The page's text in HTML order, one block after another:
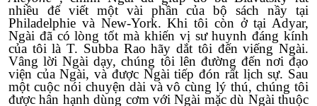
nhiều để viết một vài phần của bộ sách nầy tại
Philadelphie và New-York. Khi tôi còn ở tại Adyar,
Ngài đã có lòng tốt mà khiến vị sư huynh đáng kính
của tôi là T. Subba Rao hãy dắt tôi đến viếng Ngài.
Vâng lời Ngài dạy, chúng tôi lên đường đến nơi đạo
viện của Ngài, và được Ngài tiếp đón rất lịch sự. Sau
một cuộc nói chuyện dài và vô cùng lý thú, chúng tôi
được hân hạnh dùng cơm với Ngài mặc dù Ngài thuộc